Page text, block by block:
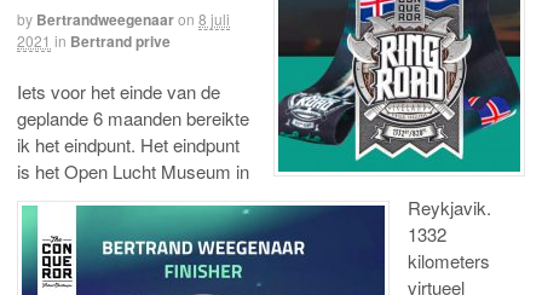
by Bertrandweegenaaron 8 juli
2021 in Bertrand prive
Iets voor het einde van de
geplande 6 maanden bereikte
ik het eindpunt. Het eindpunt
is het Open Lucht Museum in
Reykjavik.
1332
kilometers
virtueel